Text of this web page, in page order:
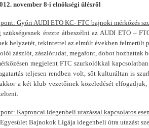
november 8-i elnökségi ülésről
Győri AUDI ETO KC- FTC bajnoki mérkőzés
szükségesnek érezte átbeszélni az AUDI ETO –
helyzetét, tekintettel az elmúlt években felmerült
zászlót, zászlórudat, megafont, dobot hozhattak
megjelent FTC szurkolókkal
teljesen rendben volt, sőt kulturáltan is
a két klub vezetőinek közeledését
Kaproncai idegenbeli utazással kapcsolatos
Bajnokok Ligája idegenbeli útra utazást